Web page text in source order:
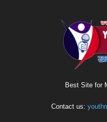
Best Site for
Contact us: